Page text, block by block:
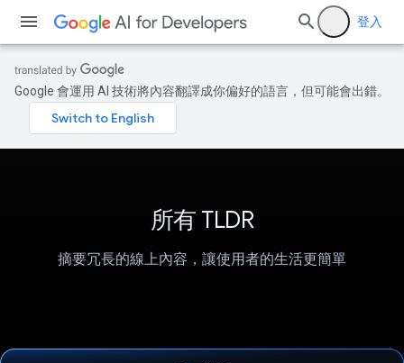
登入
Google 會運用 AI 技術將內容翻譯成你偏好的語言，但可能會出錯。
所有 TLDR
摘要冗長的線上內容，讓使用者的生活更簡單